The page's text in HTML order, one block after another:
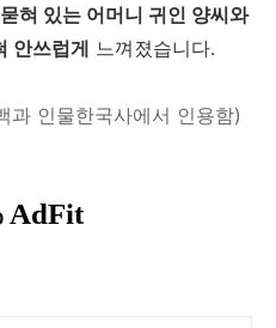
혀 있는 어머니 귀인 양씨와
안쓰럽게 느껴졌습니다.
과 인물한국사에서 인용함)